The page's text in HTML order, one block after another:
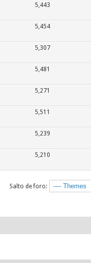
5,443
5,454
5,307
5,481
5,271
5,511
5,239
5,210
Salto de foro: